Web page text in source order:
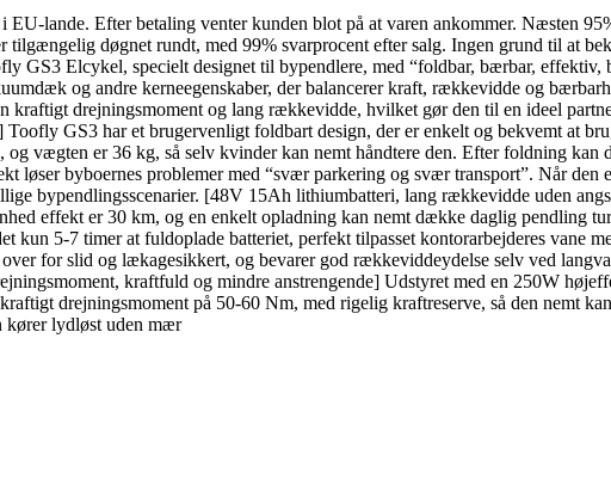
lande. Efter betaling venter kunden blot på at varen ankommer. Næsten
døgnet rundt, med 99% svarprocent efter salg. Ingen grund til at
GS3 Elcykel, specielt designet til bypendlere, med “foldbar, bærbar,
og andre kerneegenskaber, der balancerer kraft, rækkevidde og
kraftigt drejningsmoment og lang rækkevidde, hvilket gør den til en ideel
GS3 har et brugervenligt foldbart design, der er enkelt og bekvemt at
vægten er 36 kg, så selv kvinder kan nemt håndtere den. Efter foldning kan
løser byboernes problemer med “svær parkering og svær transport”. Når
bypendlingsscenarier. [48V 15Ah lithiumbatteri, lang rækkevidde uden
effekt er 30 km, og en enkelt opladning kan nemt dække daglig pendling
5-7 timer at fuldoplade batteriet, perfekt tilpasset kontorarbejderes vane
for slid og lækagesikkert, og bevarer god rækkeviddeydelse selv ved
kraftfuld og mindre anstrengende] Udstyret med en 250W
drejningsmoment på 50-60 Nm, med rigelig kraftreserve, så den nemt
kører lydløst uden mær